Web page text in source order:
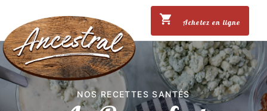
Achetez en ligne
NOS RECETTES SANTÉS